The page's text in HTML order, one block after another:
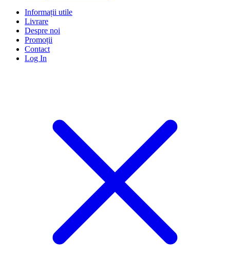
Informații utile
Livrare
Despre noi
Promoții
Contact
Log In